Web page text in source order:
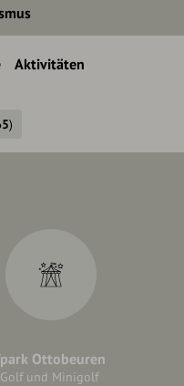
Aktivitäten
)
Ottobeuren
und Minigolf